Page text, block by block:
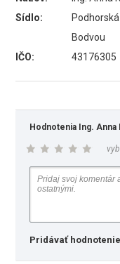
Sídlo:
Bodvou
IČO:
43176305
Hodnotenia Ing. Anna
Pridávať